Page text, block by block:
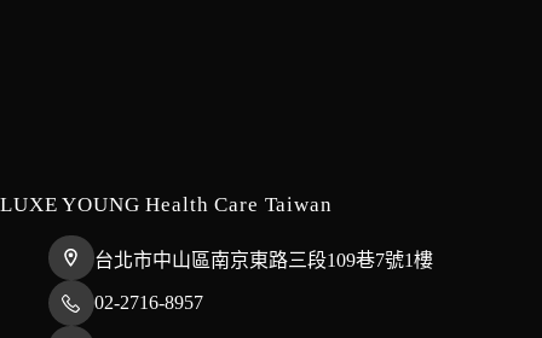
LUXE YOUNG Health Care Taiwan
台北市中山區南京東路三段109巷7號1樓
02-2716-8957